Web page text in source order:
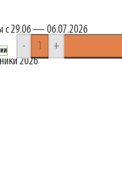
с 29.06 — 06.07.2026
2026
- +